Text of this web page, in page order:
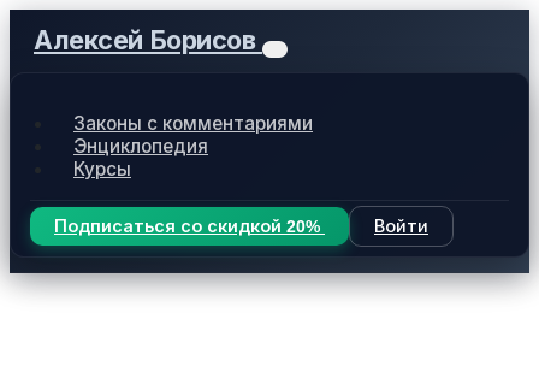
Алексей Борисов
Законы с комментариями
Энциклопедия
Курсы
Подписаться со скидкой 20% Войти